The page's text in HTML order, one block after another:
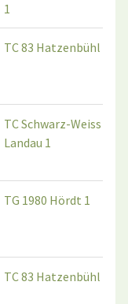
1
TC 83 Hatzenbühl 1
TC Schwarz-Weiss 1896
Landau 1
TG 1980 Hördt 1
TC 83 Hatzenbühl 1